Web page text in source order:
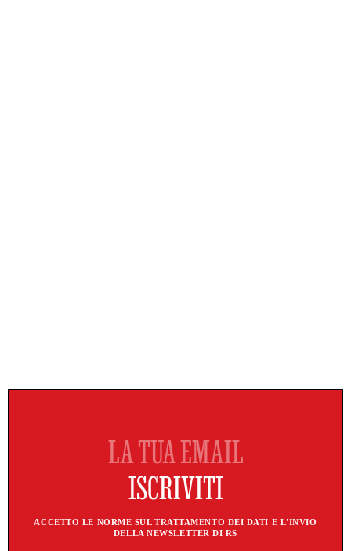
ACCETTO LE NORME SUL TRATTAMENTO DEI DATI E L'INVIO
DELLA NEWSLETTER DI RS